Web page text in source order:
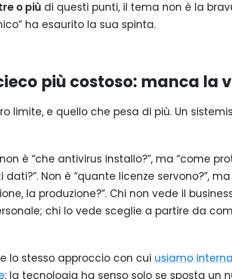
o più di questi punti, il tema non è la
ha esaurito la sua spinta.
più costoso: manca la
limite, e quello che pesa di più. Un
è “che antivirus installo?”, ma “come
Non è “quante licenze servono?”,
la produzione?”. Chi non vede il
chi lo vede sceglie a partire da
lo stesso approccio con cui usiamo
: la tecnologia ha senso solo se sposta un